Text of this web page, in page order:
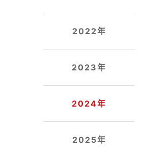
2022年
2023年
2024年
2025年